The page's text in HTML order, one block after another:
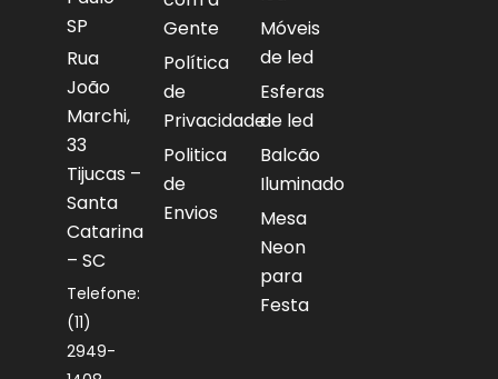
SP
Rua
João
Marchi,
33
Tijucas –
Santa
Catarina
– SC
Telefone:
(11)
2949-
Gente
Política
de
Privacidade
Politica
de
Envios
Móveis
de led
Esferas
de led
Balcão
Iluminado
Mesa
Neon
para
Festa